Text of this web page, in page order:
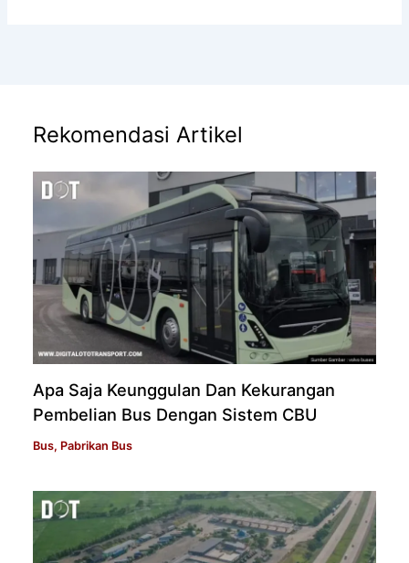
Rekomendasi Artikel
Apa Saja Keunggulan Dan Kekurangan
Pembelian Bus Dengan Sistem CBU
Bus, Pabrikan Bus